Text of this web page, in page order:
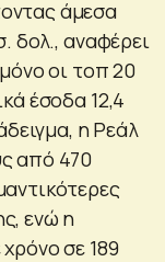
άμεσα
δολ., αναφέρει
οι τοπ 20
έσοδα 12,4
η Ρεάλ
από 470
ενώ η
σε 189